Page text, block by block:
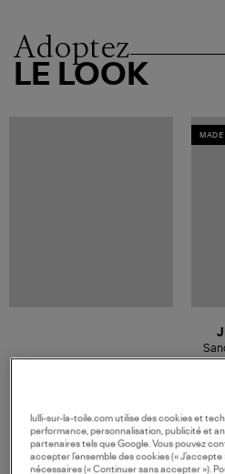
Adoptez
LE LOOK
MADE
VOS DERNIERS PRODUITS
lulli-sur-la-toile.com utilise des cookies et
performance, personnalisation, publicité et
partenaires tels que Google. Vous pouvez
accepter l’ensemble des cookies («
nécessaires (« Continuer sans accepter »).